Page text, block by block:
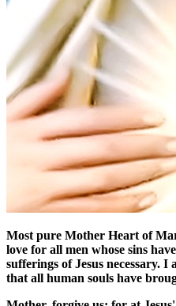
Most pure Mother Heart of
love for all men whose sins
sufferings of Jesus necessary.
that all human souls have